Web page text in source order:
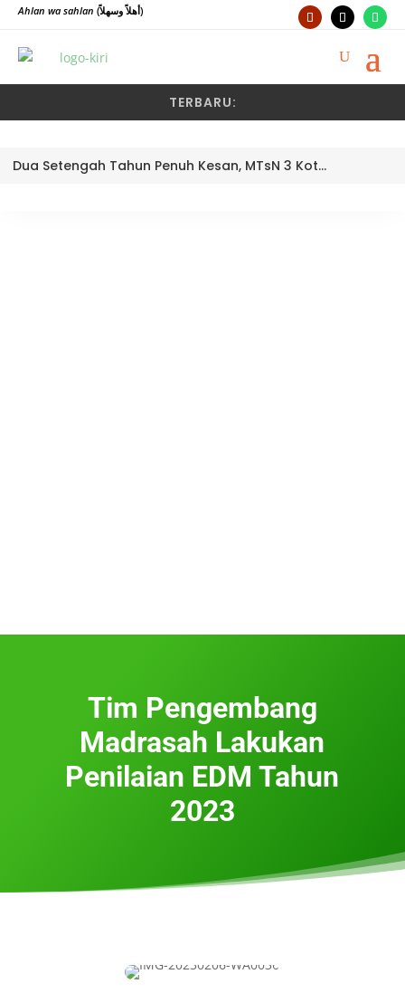
Ahlan wa sahlan (أهلاً وسهلاً)
TERBARU:
Dua Setengah Tahun Penuh Kesan, MTsN 3 Kota Padang Lepas Pengawas Pembina Dra. Nayusminar Nasrun
Tim Pengembang
Madrasah Lakukan
Penilaian EDM Tahun
2023